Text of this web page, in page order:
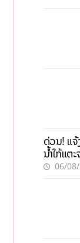
ດ່ວນ! ແຈ້
ນໍ້າໃກ້ແຕ
06/